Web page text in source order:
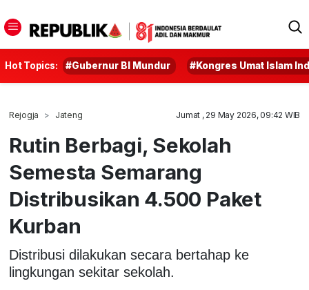
Hot Topics: #Gubernur BI Mundur #Kongres Umat Islam
Rejogja Jateng Jumat , 29 May 2026, 09:42 WIB
Rutin Berbagi, Sekolah
Semesta Semarang
Distribusikan 4.500 Paket
Kurban
Distribusi dilakukan secara bertahap ke
lingkungan sekitar sekolah.